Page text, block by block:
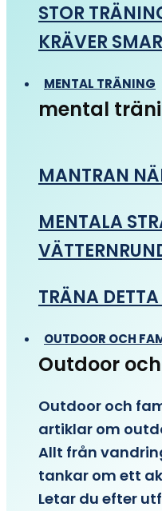
STOR
KRÄVER
MENTAL TRÄNING
mental
MANTRAN
MENTALA
TRÄNA
OUTDOOR OCH
Outdoor
Outdoor och
artiklar om
Allt från
tankar om ett
Letar du efter